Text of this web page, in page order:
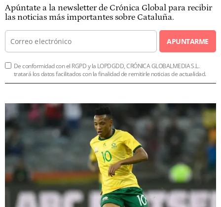
Apúntate a la newsletter de Crónica Global para recibir
las noticias más importantes sobre Cataluña.
APUNTARME
De conformidad con el RGPD y la LOPDGDD, CRÓNICA GLOBALMEDIA S.L.
tratará los datos facilitados con la finalidad de remitirle noticias de actualidad.